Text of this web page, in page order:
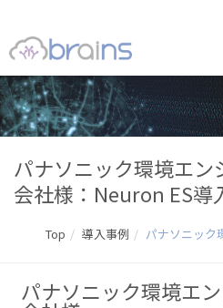
パナソニック環境エ
会社様：Neuron ES導
Top 導入事例 パナソニック
パナソニック環境エ